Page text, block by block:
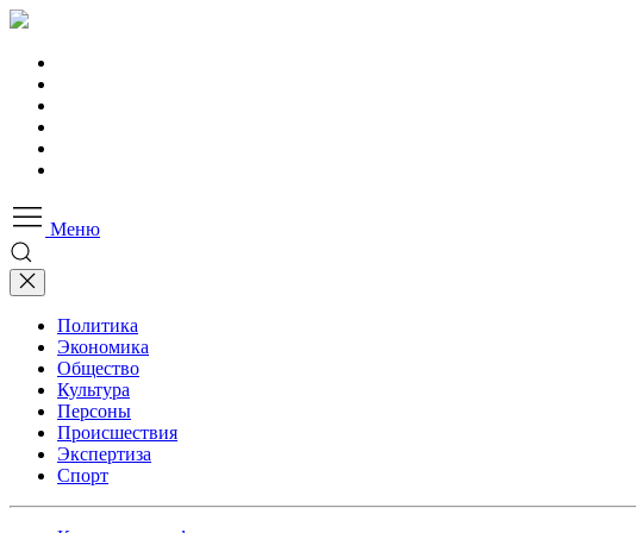
Меню
Политика
Экономика
Общество
Культура
Персоны
Происшествия
Экспертиза
Спорт